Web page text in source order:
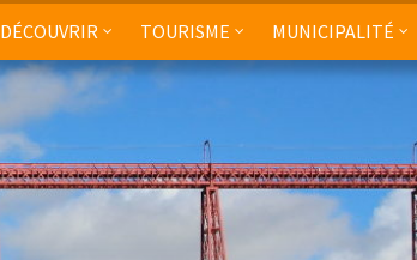
DÉCOUVRIR TOURISME MUNICIPALITÉ